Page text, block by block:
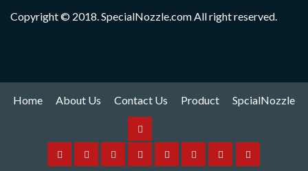
Copyright © 2018. SpecialNozzle.com All right reserved.
Home About Us Contact Us Product SpcialNozzle
HomeAboutContact
Product
SpareYamaha
I HitachiSpcialNozzle